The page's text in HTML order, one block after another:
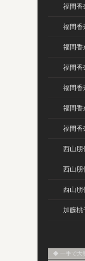
福間香
福間香
福間香
福間香
福間香
福間香
福間香
西山朋
西山朋
西山朋
加藤桃
◆ 一手で大